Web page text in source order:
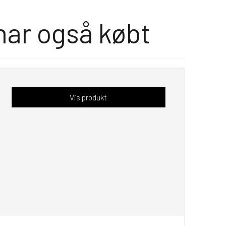
også købt
Vis produkt